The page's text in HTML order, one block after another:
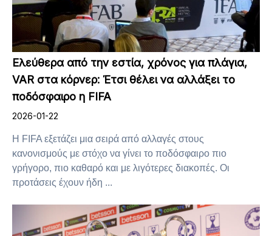
Ελεύθερα από την εστία, χρόνος για πλάγια,
VAR στα κόρνερ: Έτσι θέλει να αλλάξει το
ποδόσφαιρο η FIFA
2026-01-22
Η FIFA εξετάζει μια σειρά από αλλαγές στους
κανονισμούς με στόχο να γίνει το ποδόσφαιρο πιο
γρήγορο, πιο καθαρό και με λιγότερες διακοπές. Οι
προτάσεις έχουν ήδη ...